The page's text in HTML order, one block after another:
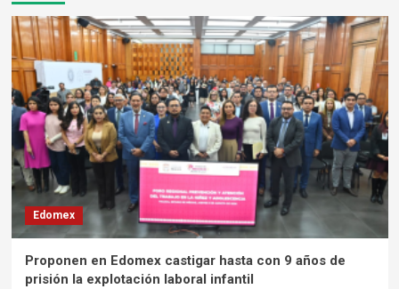
Edomex
Proponen en Edomex castigar hasta con 9 años de
prisión la explotación laboral infantil